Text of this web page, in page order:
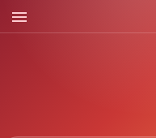
menu